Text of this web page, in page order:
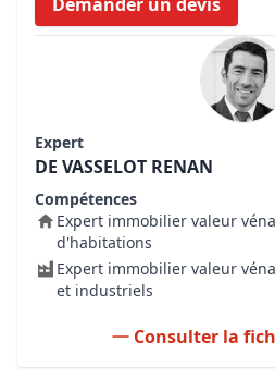
Expert
DE VASSELOT RENAN
Compétences
Expert immobilier valeur
d'habitations
Expert immobilier valeur
et industriels
Consulter la